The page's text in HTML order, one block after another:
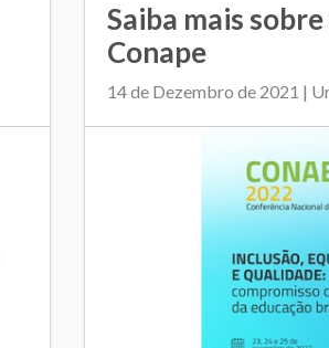
Saiba mais sobre
Conape
14 de Dezembro de 2021 |